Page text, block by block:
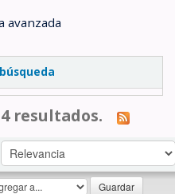
avanzada
resultados.